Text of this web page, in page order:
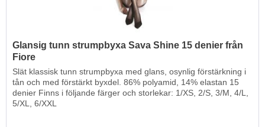
Glansig tunn strumpbyxa Sava Shine 15 denier från
Fiore
Slät klassisk tunn strumpbyxa med glans, osynlig förstärkning i
tån och med förstärkt byxdel. 86% polyamid, 14% elastan 15
denier Finns i följande färger och storlekar: 1/XS, 2/S, 3/M, 4/L,
5/XL, 6/XXL